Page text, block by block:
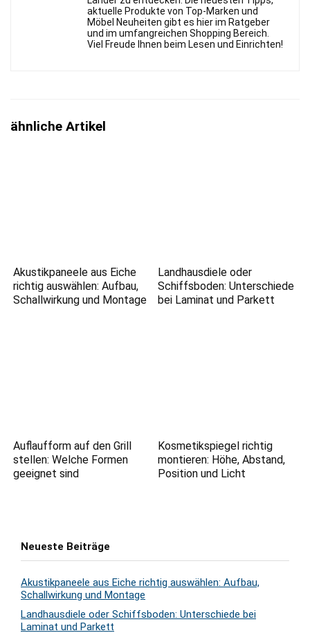
aktuelle Produkte von Top-Marken und
Möbel Neuheiten gibt es hier im Ratgeber
und im umfangreichen Shopping Bereich.
Viel Freude Ihnen beim Lesen und Einrichten!
ähnliche Artikel
Akustikpaneele aus Eiche
richtig auswählen: Aufbau,
Schallwirkung und Montage
Landhausdiele oder
Schiffsboden: Unterschiede
bei Laminat und Parkett
Auflaufform auf den Grill
stellen: Welche Formen
geeignet sind
Kosmetikspiegel richtig
montieren: Höhe, Abstand,
Position und Licht
Neueste Beiträge
Akustikpaneele aus Eiche richtig auswählen: Aufbau,
Schallwirkung und Montage
Landhausdiele oder Schiffsboden: Unterschiede bei
Laminat und Parkett